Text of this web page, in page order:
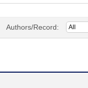
Authors/Record: